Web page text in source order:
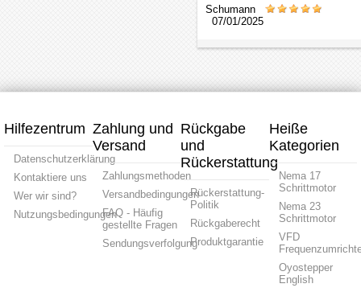
Schumann
07/01/2025
Hilfezentrum
Datenschutzerklärung
Kontaktiere uns
Wer wir sind?
Nutzungsbedingungen
Zahlung und
Versand
Zahlungsmethoden
Versandbedingungen
FAQ - Häufig
gestellte Fragen
Sendungsverfolgung
Rückgabe
und
Rückerstattung
Rückerstattung-
Politik
Rückgaberecht
Produktgarantie
Heiße
Kategorien
Nema 17
Schrittmotor
Nema 23
Schrittmotor
VFD
Oyostepper
English